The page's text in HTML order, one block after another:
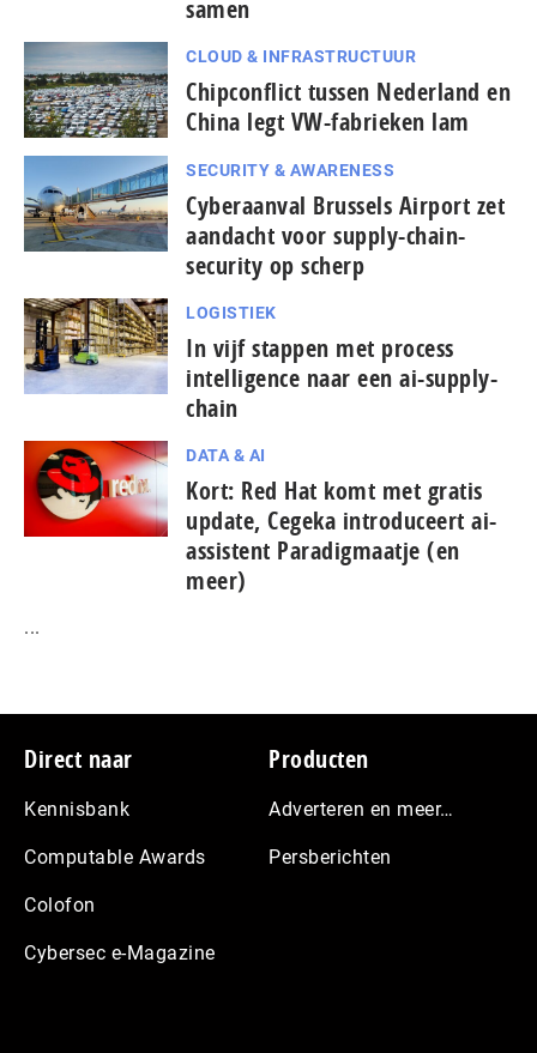
samen
CLOUD & INFRASTRUCTUUR
Chipconflict tussen Nederland en
China legt VW-fabrieken lam
SECURITY & AWARENESS
Cyberaanval Brussels Airport zet
aandacht voor supply-chain-
security op scherp
LOGISTIEK
In vijf stappen met process
intelligence naar een ai-supply-
chain
DATA & AI
Kort: Red Hat komt met gratis
update, Cegeka introduceert ai-
assistent Paradigmaatje (en
meer)
...
Footer
Direct naar
Kennisbank
Computable Awards
Colofon
Cybersec e-Magazine
Producten
Adverteren en meer…
Persberichten